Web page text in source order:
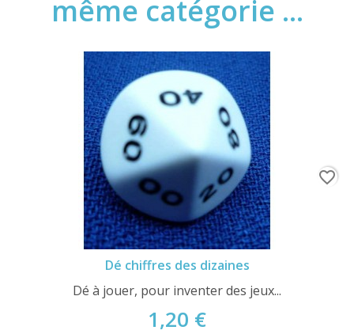
même catégorie ...
Dé chiffres des dizaines
Dé à jouer, pour inventer des jeux...
1,20 €
favorite_border